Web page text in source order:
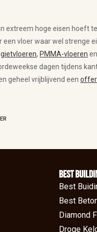
extreem hoge eisen hoeft
vloer waar wel strenge
gietvloeren, PMMA-vloeren en
dagen tijdens
geheel vrijblijvend een
BEst
Best
Best
Diamond
Droge